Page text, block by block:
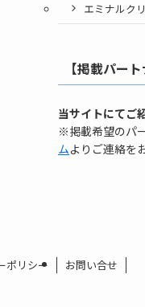
エミナルク
【掲載パー
当サイトにてご
※掲載希望のパ
ムよりご連絡を
ポリシー お問い合せ